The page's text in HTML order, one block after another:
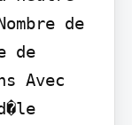
de
de
Avec